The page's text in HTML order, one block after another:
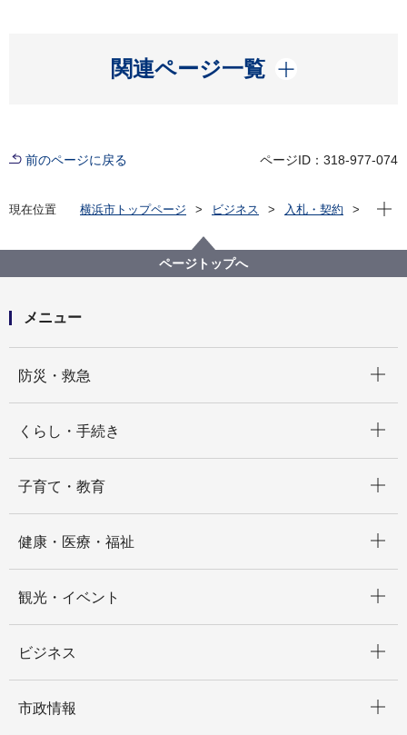
関連ページ一覧
開く
前のページに戻る ページID：318-977-074
現在位置 横浜市トップページ ビジネス
入札・契約
【入札結果掲載】【公募型指名競争入札】令和７年度
地震火災対策支援メニュー一覧配付業務委託その２
現在
ページトップへ
メニュー
防災・救急
くらし・手続き
子育て・教育
健康・医療・福祉
観光・イベント
ビジネス
市政情報